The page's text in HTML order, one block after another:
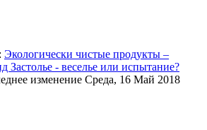
Экологически чистые продукты –
Застолье - веселье или испытание?
изменение Среда, 16 Май 2018